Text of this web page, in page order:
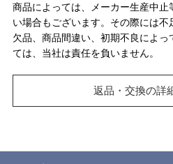
商品によっては、メーカー生産中
い場合もございます。その際には不
欠品、商品間違い、初期不良によ
ては、当社は責任を負いません。
返品・交換の詳